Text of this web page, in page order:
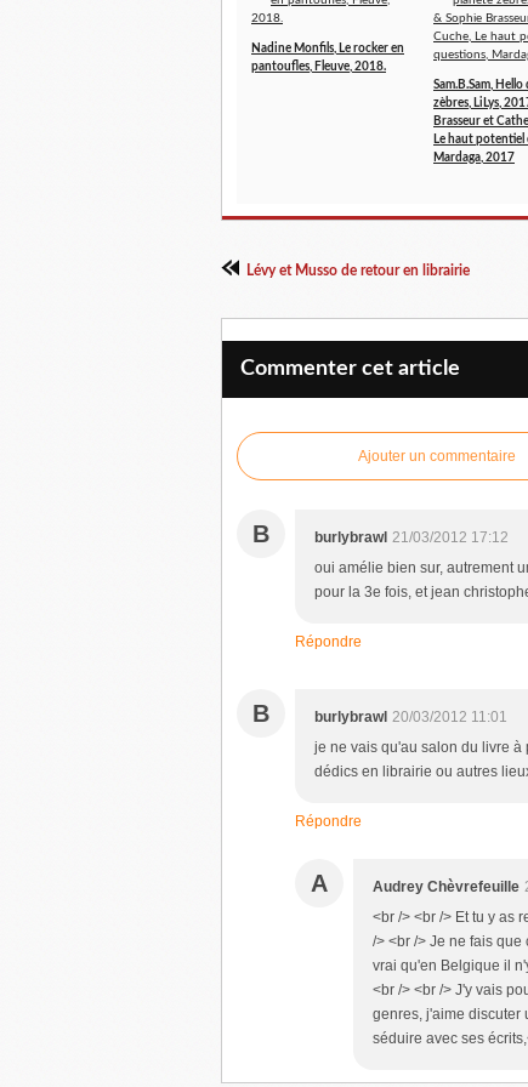
Nadine Monfils, Le rocker en
pantoufles, Fleuve, 2018.
Sam.B.Sam, Hello
zèbres, LiLys,
Brasseur et
Le haut potentiel
Mardaga, 2017
Lévy et Musso de retour en librairie
Commenter cet article
Ajouter un commentaire
B burlybrawl 21/03/2012 17:12
oui amélie bien sur, autrement
pour la 3e fois, et jean
Répondre
B burlybrawl 20/03/2012 11:01
je ne vais qu'au salon du livre à
dédics en librairie ou autres
Répondre
A Audrey Chèvrefeuille
<br /> <br /> Et tu y as
/> <br /> Je ne fais
vrai qu'en Belgique il
<br /> <br /> J'y vais
genres, j'aime discuter
séduire avec ses